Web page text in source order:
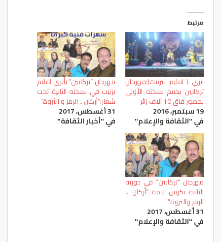
مرتبط
انزي ( اقليم تيزنيت):مهرجان
تركانين يختتم نسخته الأولى
بحضور فاق 10 آلاف زائر
19 سبتمبر، 2016
في "الثقافة والإعلام"
مهرجان “تركانين” بأنزي اقليم
تزنيت في نسخته الثانية تحت
شعار:”أركان .. الرمز و الثروة”
31 أغسطس، 2017
في "أخبار الثقافة"
مهرجان “تركانين” في دورته
الثانية يكرس تيمة “أركان ..
الرمز والثروة”
31 أغسطس، 2017
في "الثقافة والإعلام"